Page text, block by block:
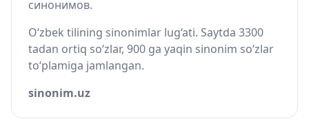
синонимов.
O‘zbek tilining sinonimlar lug‘ati. Saytda 3300
tadan ortiq so‘zlar, 900 ga yaqin sinonim so‘zlar
to‘plamiga jamlangan.
sinonim.uz